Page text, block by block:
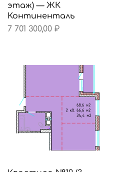
этаж) — ЖК
Континенталь
7 701 300,00 ₽